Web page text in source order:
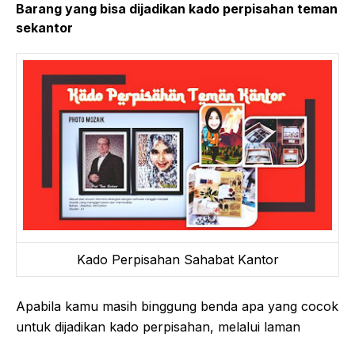
Barang yang bisa dijadikan kado perpisahan teman
sekantor
Kado Perpisahan Sahabat Kantor
Apabila kamu masih binggung benda apa yang cocok
untuk dijadikan kado perpisahan, melalui laman